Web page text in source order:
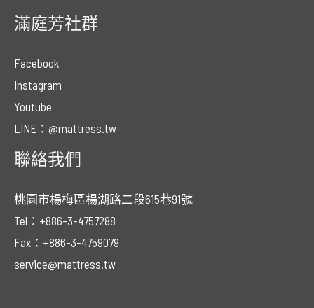
滿庭芳社群
Facebook
Instagram
Youtube
LINE：@mattress.tw
聯絡我們
桃園市楊梅區楊湖路二段615巷91號
Tel：+886-3-4757288
Fax：+886-3-4759079
service@mattress.tw